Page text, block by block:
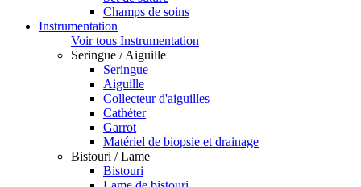
Champs de soins
Instrumentation
Voir tous Instrumentation
Seringue / Aiguille
Seringue
Aiguille
Collecteur d'aiguilles
Cathéter
Garrot
Matériel de biopsie et drainage
Bistouri / Lame
Bistouri